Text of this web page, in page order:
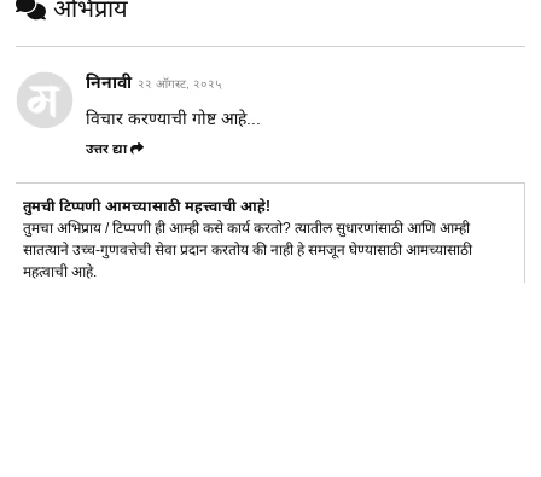
अभिप्राय
निनावी २२ ऑगस्ट, २०२५
विचार करण्याची गोष्ट आहे...
उत्तर द्या
तुमची टिप्पणी आमच्यासाठी महत्त्वाची आहे!
तुमचा अभिप्राय / टिप्पणी ही आम्ही कसे कार्य करतो? त्यातील सुधारणांसाठी आणि आम्ही
सातत्याने उच्च-गुणवत्तेची सेवा प्रदान करतोय की नाही हे समजून घेण्यासाठी आमच्यासाठी
महत्वाची आहे.